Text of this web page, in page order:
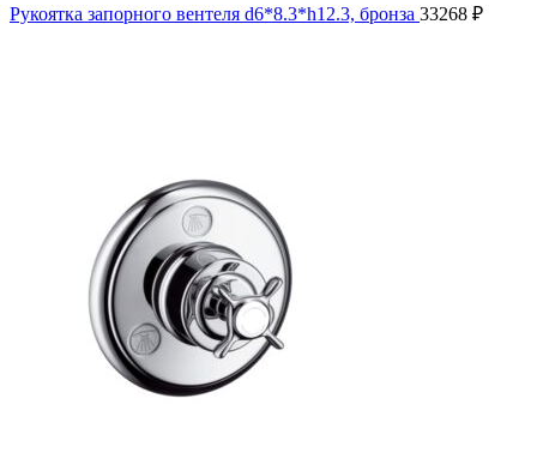
Рукоятка запорного вентеля d6*8.3*h12.3, бронза 33268 ₽